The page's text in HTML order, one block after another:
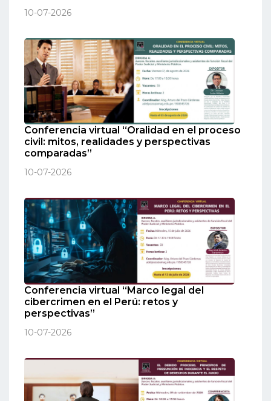
10-07-2026
Conferencia virtual “Oralidad en el proceso
civil: mitos, realidades y perspectivas
comparadas”
10-07-2026
Conferencia virtual “Marco legal del
cibercrimen en el Perú: retos y
perspectivas”
10-07-2026